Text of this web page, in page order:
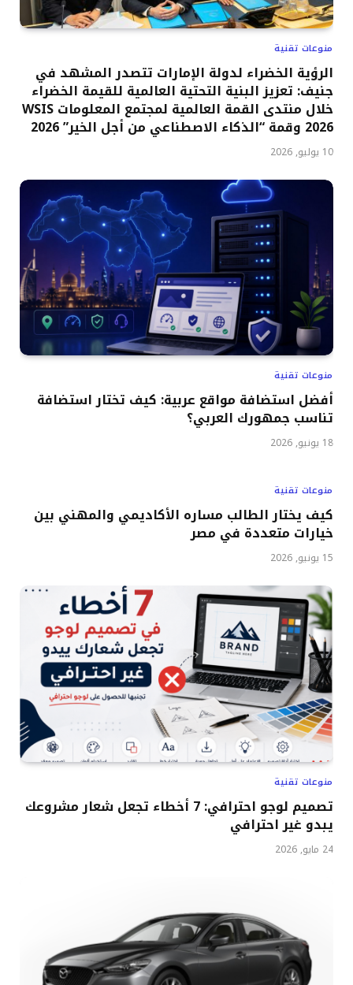
منوعات تقنية
الرؤية الخضراء لدولة الإمارات تتصدر المشهد في
جنيف: تعزيز البنية التحتية العالمية للقيمة الخضراء
خلال منتدى القمة العالمية لمجتمع المعلومات WSIS
2026 وقمة “الذكاء الاصطناعي من أجل الخير” 2026
10 يوليو, 2026
منوعات تقنية
أفضل استضافة مواقع عربية: كيف تختار استضافة
تناسب جمهورك العربي؟
18 يونيو, 2026
منوعات تقنية
كيف يختار الطالب مساره الأكاديمي والمهني بين
خيارات متعددة في مصر
15 يونيو, 2026
منوعات تقنية
تصميم لوجو احترافي: 7 أخطاء تجعل شعار مشروعك
يبدو غير احترافي
24 مايو, 2026